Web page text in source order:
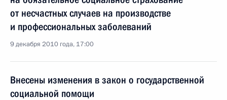
от несчастных случаев на производстве
и профессиональных заболеваний
9 декабря 2010 года, 17:00
Внесены изменения в закон о государственной
социальной помощи